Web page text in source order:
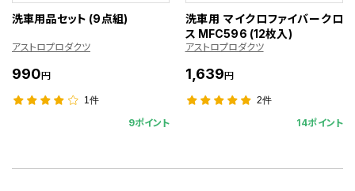
洗車用品セット (9点組)
アストロプロダクツ
990円
1件
9ポイント
洗車用 マイクロファイバークロ
ス MFC596 (12枚入)
アストロプロダクツ
1,639円
2件
14ポイント